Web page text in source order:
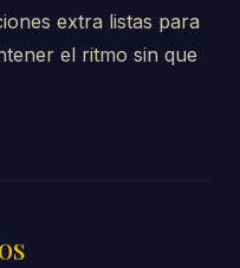
extra listas para
el ritmo sin que